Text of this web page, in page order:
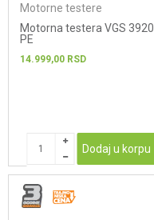
Motorne testere
Motorna testera VGS 3920
PE
14.999,00 RSD
Dodaj u korpu